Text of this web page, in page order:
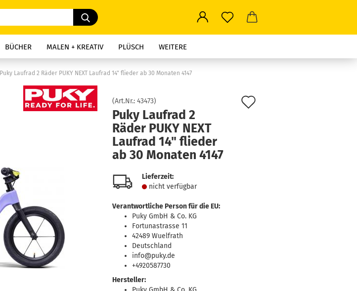
Suche...
BÜCHER MALEN + KREATIV PLÜSCH WEITERE
Puky Laufrad 2 Räder PUKY NEXT Laufrad 14" flieder ab 30 Monaten 4147
(Art.Nr.: 43473)
Puky Laufrad 2
Räder PUKY NEXT
Laufrad 14" flieder
ab 30 Monaten 4147
Lieferzeit:
nicht verfügbar
Verantwortliche Person für die EU:
Puky GmbH & Co. KG
Fortunastrasse 11
42489 Wuelfrath
Deutschland
info@puky.de
+4920587730
Hersteller: